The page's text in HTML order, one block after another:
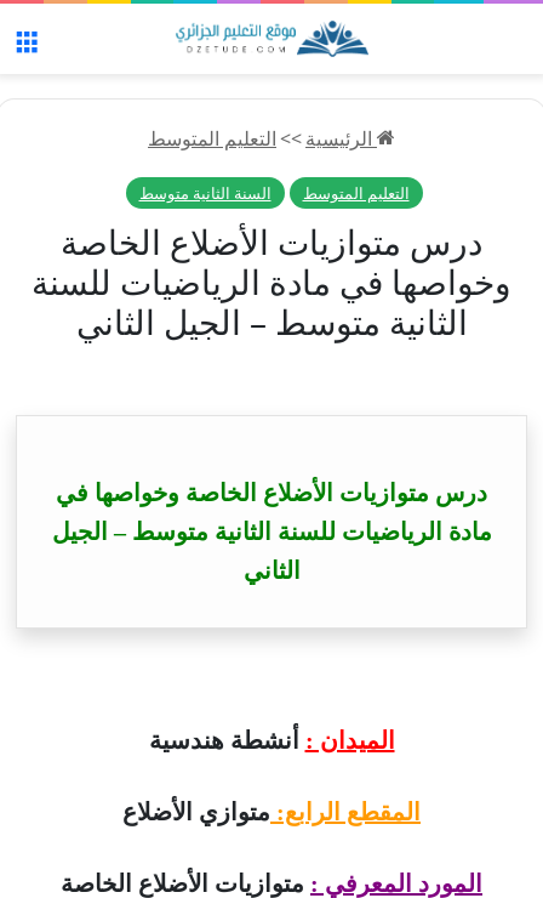
الرئيسية>>التعليم المتوسط
التعليم المتوسط السنة الثانية متوسط
درس متوازيات الأضلاع الخاصة
وخواصها في مادة الرياضيات للسنة
الثانية متوسط – الجيل الثاني
درس متوازيات الأضلاع الخاصة وخواصها في
مادة الرياضيات للسنة الثانية متوسط – الجيل
الثاني
الميدان : أنشطة هندسية
المقطع الرابع: متوازي الأضلاع
المورد المعرفي : متوازيات الأضلاع الخاصة